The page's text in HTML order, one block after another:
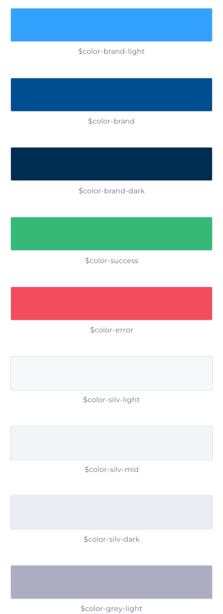
$color-brand-light
$color-brand
$color-brand-dark
$color-success
$color-error
$color-silv-light
$color-silv-mid
$color-silv-dark
$color-grey-light